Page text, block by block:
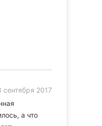
сентября 2017
а что